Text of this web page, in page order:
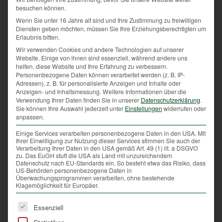
Sie drückt aus, was die Natur uns zeigt. So heißt der
spitze Schnabel der Waldschnepfe, der zum Suchen
ihrer Beute in die Erde eingeführt wird „Stecher“. Der
Nachwuchs des Wildschweins heißt „Frischling“. Und
wer sich schon einmal den Fuß einer Ente näher
angesehen hat, versteht, warum er in der
Weidmannssprache „Ruder“ heißt. Der Jäger spricht
nicht vom Tier, sondern von einem „Stück“ Wild, ohne
dass er dieses abwertet.
Viele jagdliche Redewendungen sind auch in unsere
Umgangssprache eingeflossen. So zum Beispiel
„durch die Lappen gehen“, „auf die Sprünge helfen“
oder „auf der Strecke bleiben“.
besuchen können.
Wenn Sie unter 16 Jahre alt sind und Ihre Zustimmung zu freiwilligen
Diensten geben möchten, müssen Sie Ihre Erziehungsberechtigten um
Erlaubnis bitten.
Wir verwenden Cookies und andere Technologien auf unserer
Website. Einige von ihnen sind essenziell, während andere uns
helfen, diese Website und Ihre Erfahrung zu verbessern.
Personenbezogene Daten können verarbeitet werden (z. B. IP-
Adressen), z. B. für personalisierte Anzeigen und Inhalte oder
Anzeigen- und Inhaltsmessung. Weitere Informationen über die
Verwendung Ihrer Daten finden Sie in unserer Datenschutzerklärung.
Sie können Ihre Auswahl jederzeit unter Einstellungen widerrufen oder
anpassen.
Einige Services verarbeiten personenbezogene Daten in den USA. Mit
Ihrer Einwilligung zur Nutzung dieser Services stimmen Sie auch der
Verarbeitung Ihrer Daten in den USA gemäß Art. 49 (1) lit. a DSGVO
zu. Das EuGH stuft die USA als Land mit unzureichendem
Datenschutz nach EU-Standards ein. So besteht etwa das Risiko, dass
US-Behörden personenbezogene Daten in
Überwachungsprogrammen verarbeiten, ohne bestehende
Klagemöglichkeit für Europäer.
Es folgt eine Liste der Service-Gruppen, für die eine
Essenziell